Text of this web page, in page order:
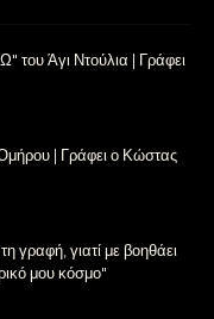
του Άγι Ντούλια | Γράφει
Ομήρου | Γράφει ο Κώστας
γραφή, γιατί με βοηθάει
μου κόσμο"